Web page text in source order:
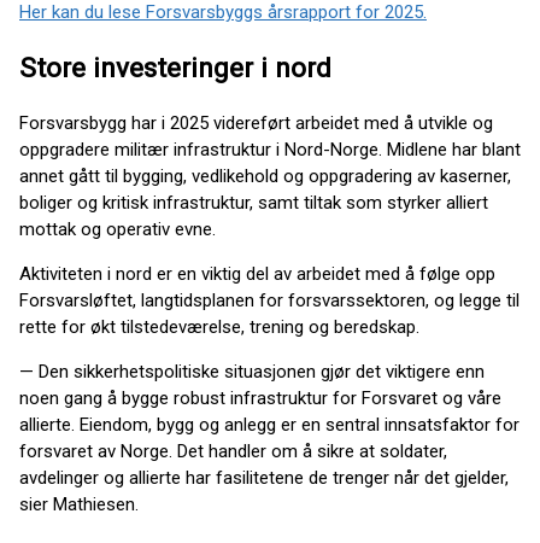
Her kan du lese Forsvarsbyggs årsrapport for 2025.
Store investeringer i nord
Forsvarsbygg har i 2025 videreført arbeidet med å utvikle og
oppgradere militær infrastruktur i Nord-Norge. Midlene har blant
annet gått til bygging, vedlikehold og oppgradering av kaserner,
boliger og kritisk infrastruktur, samt tiltak som styrker alliert
mottak og operativ evne.
Aktiviteten i nord er en viktig del av arbeidet med å følge opp
Forsvarsløftet, langtidsplanen for forsvarssektoren, og legge til
rette for økt tilstedeværelse, trening og beredskap.
— Den sikkerhetspolitiske situasjonen gjør det viktigere enn
noen gang å bygge robust infrastruktur for Forsvaret og våre
allierte. Eiendom, bygg og anlegg er en sentral innsatsfaktor for
forsvaret av Norge. Det handler om å sikre at soldater,
avdelinger og allierte har fasilitetene de trenger når det gjelder,
sier Mathiesen.